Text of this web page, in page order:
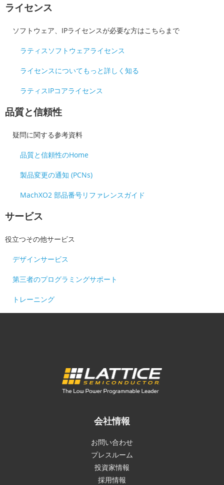
ライセンス
ソフトウェア、IPライセンスが必要な方はこちらまで
ラティスソフトウェアライセンス
ライセンスについてもっと詳しく知る
ラティスIPコアライセンス
品質と信頼性
疑問に関する参考資料
品質と信頼性のHome
製品変更の通知 (PCNs)
MachXO2 部品番号リファレンスガイド
サービス
役立つその他サービス
デザインサービス
第三者のプログラミングサポート
トレーニング
会社情報
お問い合わせ
プレスルーム
投資家情報
採用情報